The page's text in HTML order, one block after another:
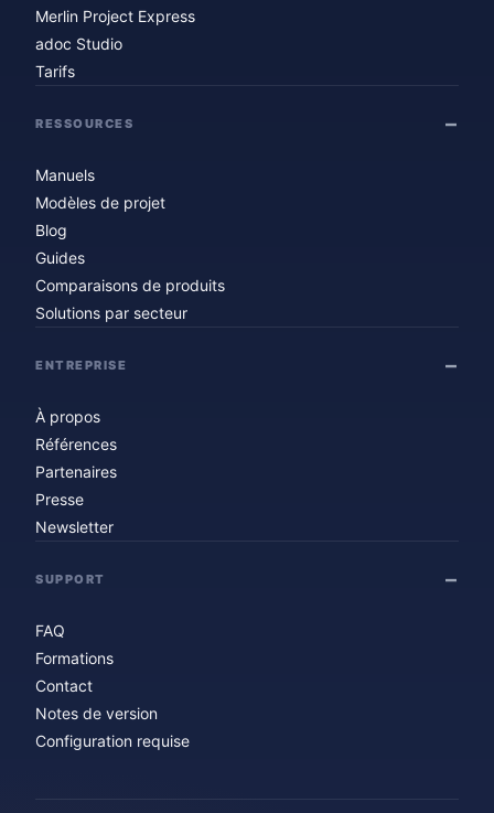
Merlin Project Express
adoc Studio
Tarifs
RESSOURCES
Manuels
Modèles de projet
Blog
Guides
Comparaisons de produits
Solutions par secteur
ENTREPRISE
À propos
Références
Partenaires
Presse
Newsletter
SUPPORT
FAQ
Formations
Contact
Notes de version
Configuration requise